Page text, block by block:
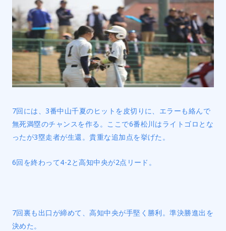
7回には、3番中山千夏のヒットを皮切りに、エラーも絡んで
無死満塁のチャンスを作る。ここで6番松川はライトゴロとな
ったが3塁走者が生還。貴重な追加点を挙げた。
6回を終わって4-2と高知中央が2点リード。
7回裏も出口が締めて、高知中央が手堅く勝利。準決勝進出を
決めた。